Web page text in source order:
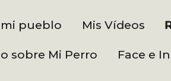
pueblo Mis Vídeos
sobre Mi Perro Face e